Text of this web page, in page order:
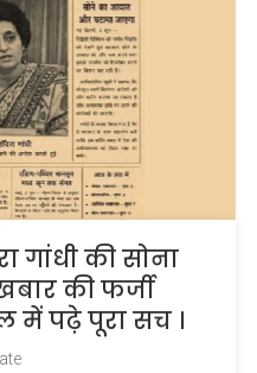
गांधी की सोना
की फर्जी
में पढ़े पूरा सच ।